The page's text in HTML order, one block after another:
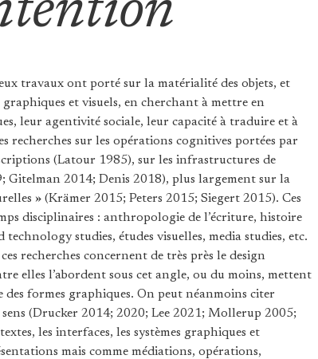
travaux ont porté sur la matérialité des objets, et
et visuels, en cherchant à mettre en
leur agentivité sociale, leur capacité à traduire et à
recherches sur les opérations cognitives portées par
(Latour 1985), sur les infrastructures de
Gitelman 2014; Denis 2018), plus largement sur la
» (Krämer 2015; Peters 2015; Siegert 2015). Ces
disciplinaires : anthropologie de l’écriture, histoire
technology studies, études visuelles, media studies, etc.
recherches concernent de très près le design
elles l’abordent sous cet angle, ou du moins, mettent
formes graphiques. On peut néanmoins citer
(Drucker 2014; 2020; Lee 2021; Mollerup 2005;
les interfaces, les systèmes graphiques et
mais comme médiations, opérations,